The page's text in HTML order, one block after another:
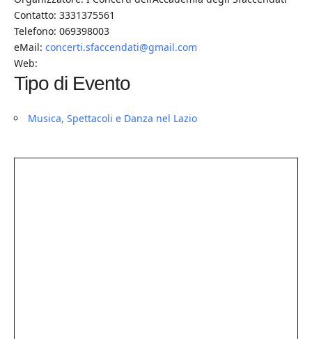
Contatto: 3331375561
Telefono: 069398003
eMail: concerti.sfaccendati@gmail.com
Web:
Tipo di Evento
Musica, Spettacoli e Danza nel Lazio